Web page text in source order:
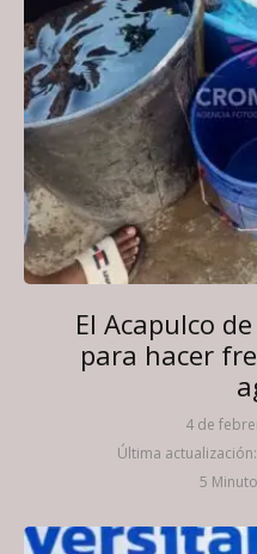
El Acapulco
para hacer
4 de
Última actualización:
5